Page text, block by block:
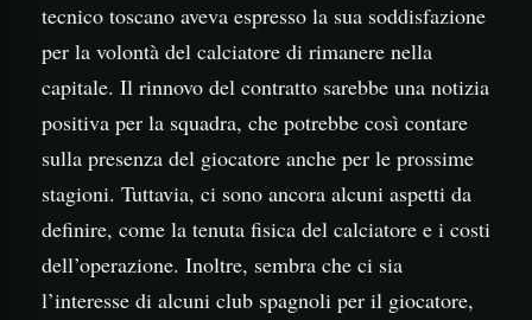
tecnico toscano aveva espresso la sua soddisfazione
per la volontà del calciatore di rimanere nella
capitale. Il rinnovo del contratto sarebbe una notizia
positiva per la squadra, che potrebbe così contare
sulla presenza del giocatore anche per le prossime
stagioni. Tuttavia, ci sono ancora alcuni aspetti da
definire, come la tenuta fisica del calciatore e i costi
dell’operazione. Inoltre, sembra che ci sia
l’interesse di alcuni club spagnoli per il giocatore,